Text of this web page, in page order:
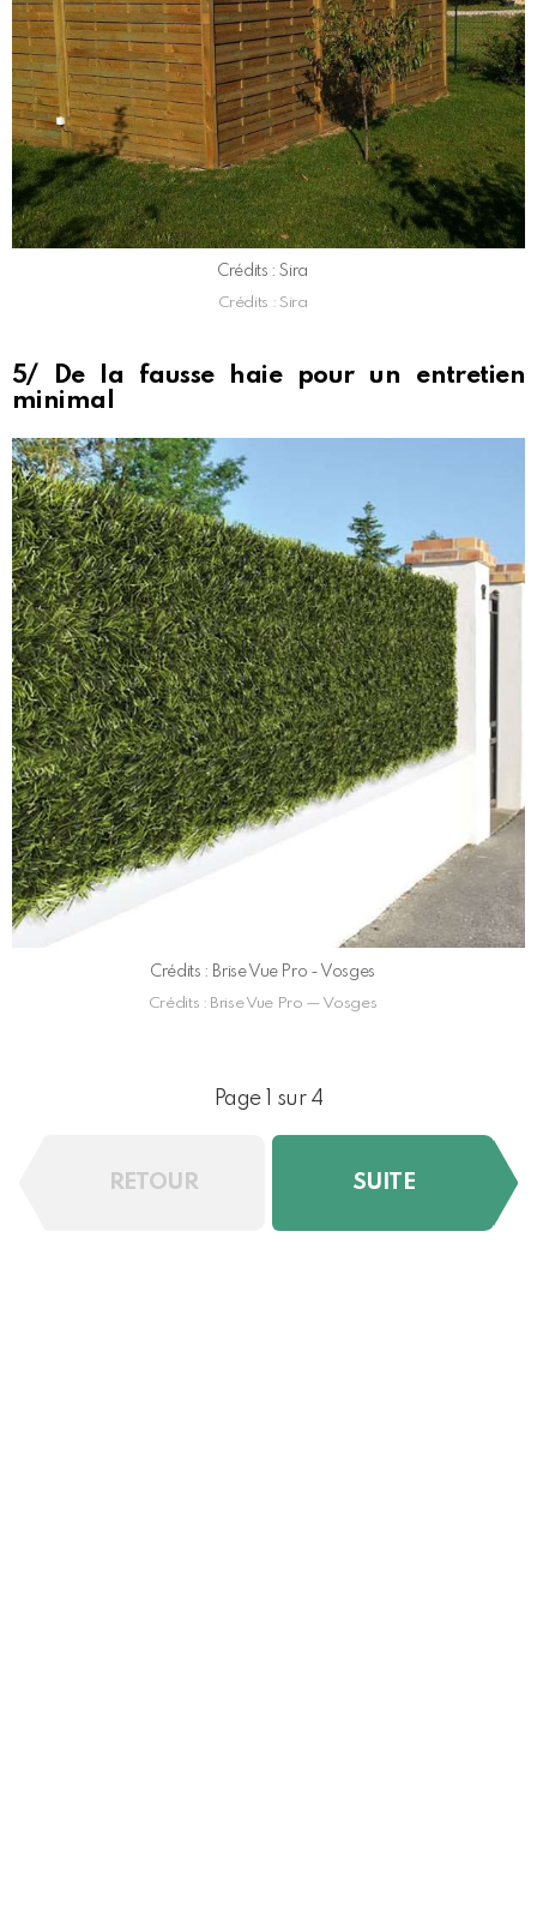
Crédits : Sira
Crédits : Sira
5/ De la fausse haie pour un entretien
minimal
Crédits : Brise Vue Pro - Vosges
Crédits : Brise Vue Pro — Vosges
Page 1 sur 4
RETOUR SUITE